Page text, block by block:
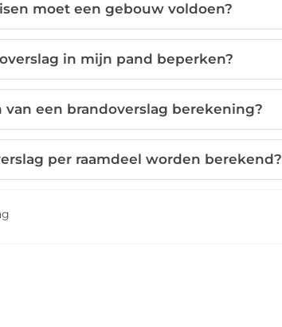
moet een gebouw voldoen?
in mijn pand beperken?
van een brandoverslag berekening?
per raamdeel worden berekend?